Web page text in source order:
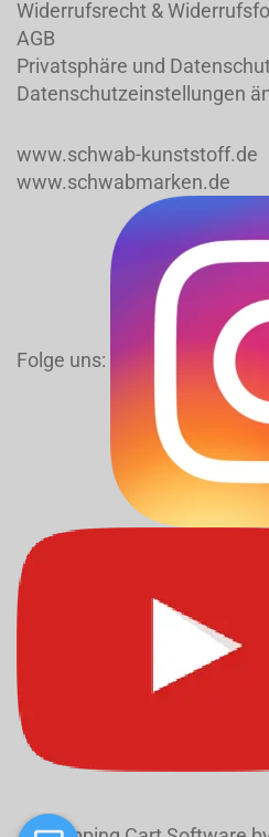
Widerrufsrecht &
AGB
Privatsphäre und
Datenschutzeinstellungen
www.schwab-kunststoff.de
www.schwabmarken.de
Folge uns: